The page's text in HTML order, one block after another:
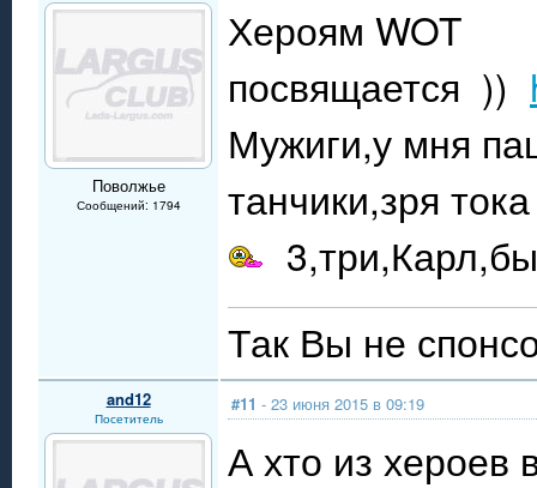
Поволжье
Сообщений: 1794
Хероям WOT
посвящается ))
Мужиги,у мня
танчики,зря
Так Вы не
and12
Посетитель
#11 - 23 июня 2015 в 09:19
А хто из хероев